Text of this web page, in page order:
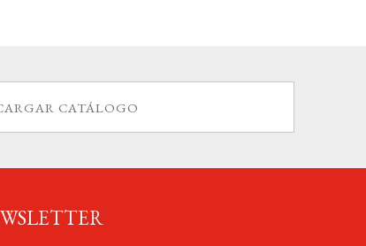
CATÁLOGO